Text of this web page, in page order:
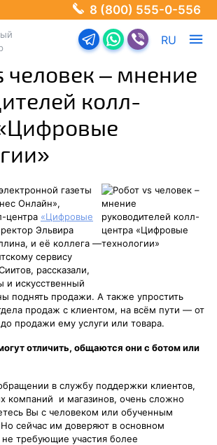
8 (800) 555-0-556
Перейти в телеграм-
Перейти в Ватсап
Перейти в
RU
человек – мнение
колл-
газеты
Онлайн»,
центра «Цифровые
Эльвира
и её коллега —
сервису
рассказали,
и искусственный
поднять продажи. А также упростить
продаж с клиентом, на всём пути — от
продажи ему услуги или товара.
отличить, общаются они с ботом или
в службу поддержки клиентов,
компаний и магазинов, очень сложно
Вы с человеком или обученным
сейчас им доверяют в основном
требующие участия более